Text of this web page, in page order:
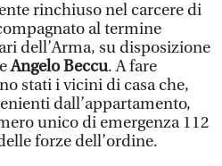
rinchiuso nel carcere di
al termine
dell’Arma, su disposizione
Angelo Beccu. A fare
stati i vicini di casa che,
dall’appartamento,
unico di emergenza 112
forze dell’ordine.